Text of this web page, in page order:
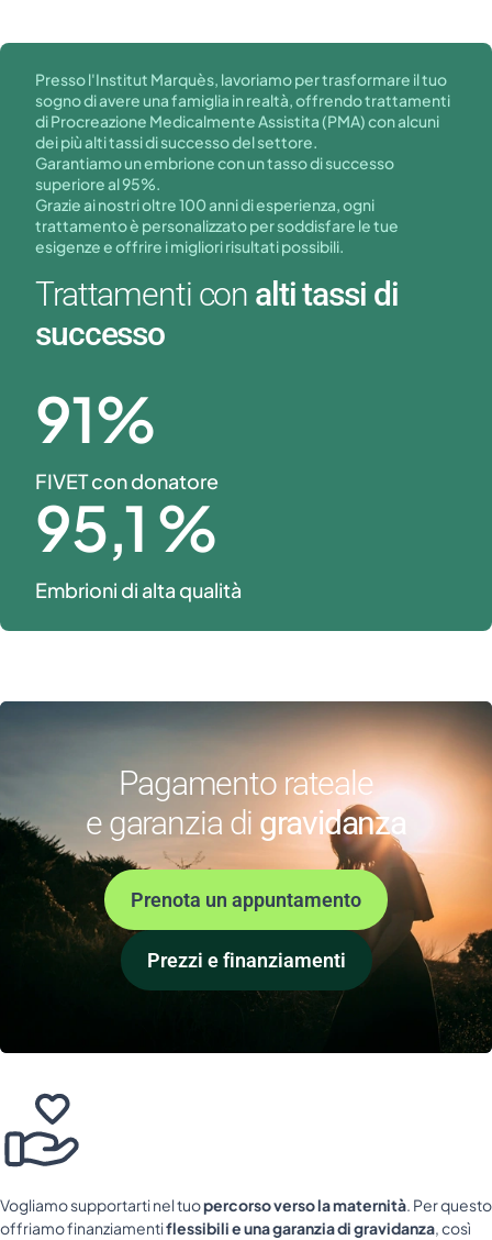
Presso l'Institut Marquès, lavoriamo per trasformare il tuo
sogno di avere una famiglia in realtà, offrendo trattamenti
di Procreazione Medicalmente Assistita (PMA) con alcuni
dei più alti tassi di successo del settore.
Garantiamo un embrione con un tasso di successo
superiore al 95%.
Grazie ai nostri oltre 100 anni di esperienza, ogni
trattamento è personalizzato per soddisfare le tue
esigenze e offrire i migliori risultati possibili.
Trattamenti con alti tassi di
successo
91%
FIVET con donatore
95,1 %
Embrioni di alta qualità
Pagamento rateale
e garanzia di gravidanza
Prenota un appuntamento
Prezzi e finanziamenti
Vogliamo supportarti nel tuopercorso verso la maternità. Per questo
offriamo finanziamentiflessibili e una garanzia di gravidanza, così